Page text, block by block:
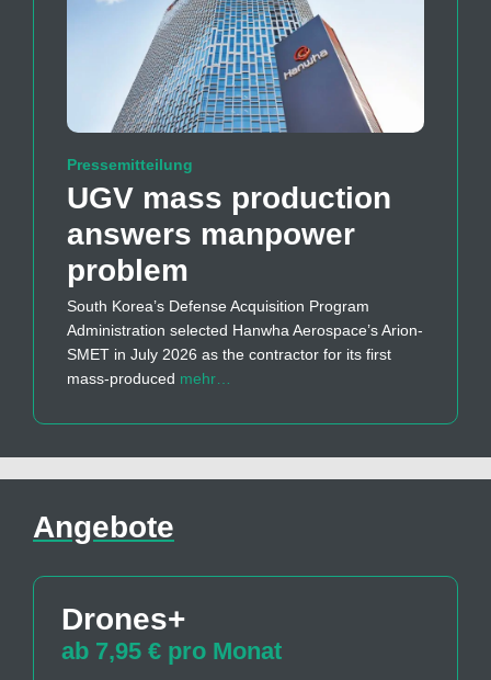
Pressemitteilung
UGV mass production
answers manpower
problem
South Korea’s Defense Acquisition Program
Administration selected Hanwha Aerospace’s Arion-
SMET in July 2026 as the contractor for its first
mass-produced mehr…
Angebote
Drones+
ab 7,95 € pro Monat